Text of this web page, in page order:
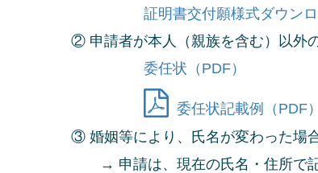
証明書交付願様式ダウン
② 申請者が本人（親族を含む）以外の場
委任状（PDF）
委任状記載例（PDF）
③ 婚姻等により、氏名が変わった場
→ 申請は、現在の氏名・住所で記入し